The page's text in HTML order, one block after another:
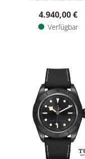
4.940,00 €
Verfügbar